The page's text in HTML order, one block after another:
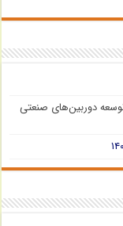
دوربین‌های صنعتی